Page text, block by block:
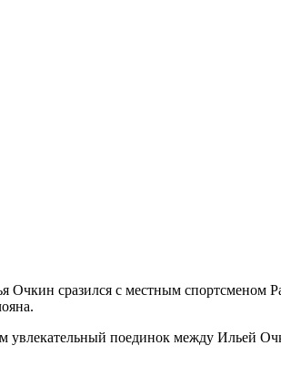
Очкин сразился с местным спортсменом
увлекательный поединок между Ильей